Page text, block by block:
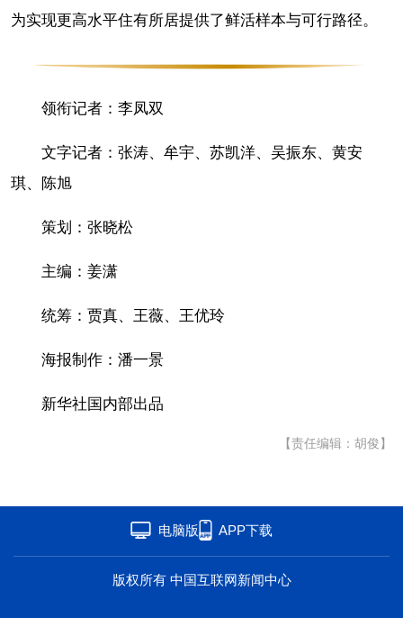
为实现更高水平住有所居提供了鲜活样本与可行路径。
领衔记者：李凤双
文字记者：张涛、牟宇、苏凯洋、吴振东、黄安
琪、陈旭
策划：张晓松
主编：姜潇
统筹：贾真、王薇、王优玲
海报制作：潘一景
新华社国内部出品
【责任编辑：胡俊】
电脑版 APP下载
版权所有 中国互联网新闻中心